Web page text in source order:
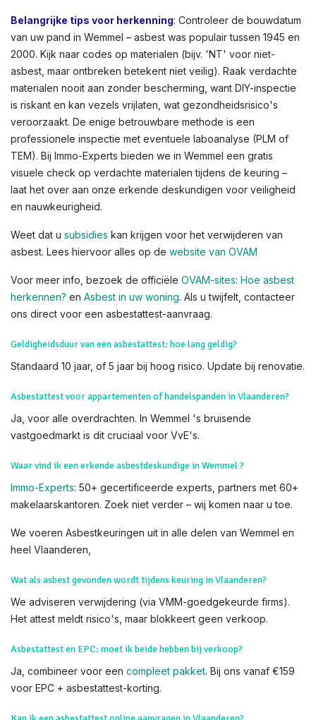
rijwoningen of appartementen. Kleuren variëren: lichtgrijs
tot donkergrijs, witachtig, of groenachtig bij
vloerbedekkingen. Voor een volledig overzicht,
raadpleeg de OVAM-infographic die asbestlocaties in een
typische woning illustreert.
Belangrijke tips voor herkenning
: Controleer de bouwdatum
van uw pand in Wemmel – asbest was populair tussen 1945 en
2000. Kijk naar codes op materialen (bijv. 'NT' voor niet-
asbest, maar ontbreken betekent niet veilig). Raak verdachte
materialen nooit aan zonder bescherming, want DIY-inspectie
is riskant en kan vezels vrijlaten, wat gezondheidsrisico's
veroorzaakt. De enige betrouwbare methode is een
professionele inspectie met eventuele laboanalyse (PLM of
visuele check op verdachte materialen tijdens de keuring –
laat het over aan onze erkende deskundigen voor veiligheid
en nauwkeurigheid.
Weet dat usubsidieskan krijgen voor het verwijderen van
asbest. Lees hiervoor alles op dewebsite van OVAM
Voor meer info, bezoek de officiële OVAM-sites :Hoe asbest
ons direct voor een asbestattest-aanvraag.
Asbestattest voor appartementen of handelspanden in Vlaanderen?
Ja, voor alle overdrachten. In Wemmel 's bruisende
vastgoedmarkt is dit cruciaal voor VvE's.
Waar vind ik een erkende asbestdeskundige in Wemmel ?
Immo-Experts: 50+ gecertificeerde experts, partners met 60+
makelaarskantoren. Zoek niet verder – wij komen naar u toe.
We voeren Asbestkeuringen uit in alle delen van Wemmel en
Wat als asbest gevonden wordt tijdens keuring in Vlaanderen?
We adviseren verwijdering (via VMM-goedgekeurde firms).